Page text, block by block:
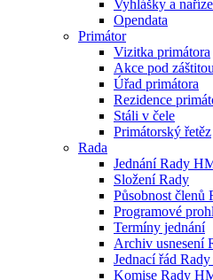
Vyhlášky a
Opendata
Primátor
Vizitka primátora
Akce pod
Úřad primátora
Rezidence
Stáli v čele
Primátorský řetěz
Rada
Jednání Rady
Složení Rady
Působnost členů
Programové
Termíny jednání
Archiv usnesení
Jednací řád
Komise Rady